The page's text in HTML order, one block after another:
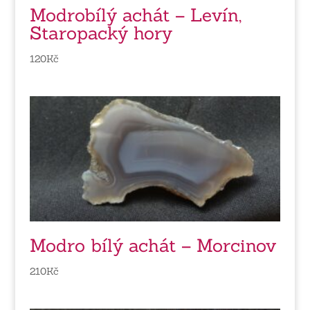
Modrobílý achát – Levín,
Staropacký hory
120Kč
Modro bílý achát – Morcinov
210Kč